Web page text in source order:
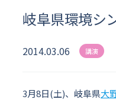
岐阜県環境シ
2014.03.06 講演
3月8日(土)、岐阜県大